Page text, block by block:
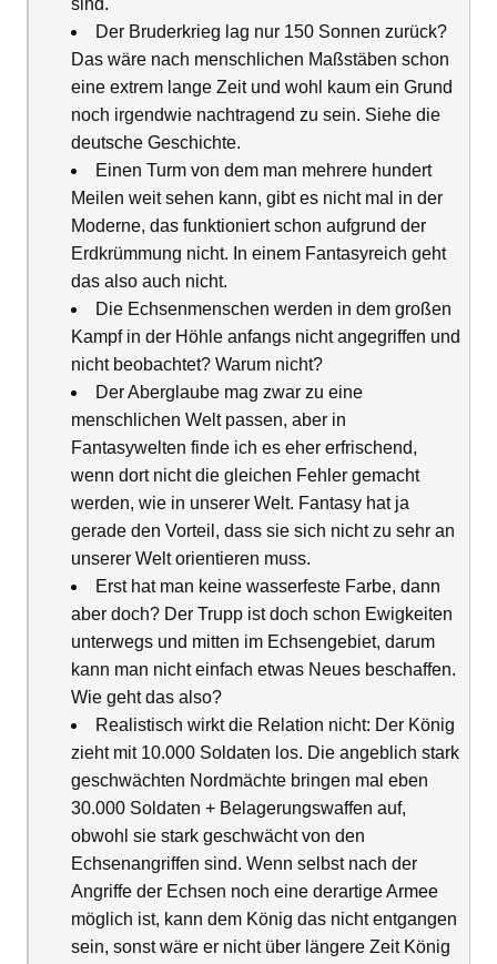
sind.
Der Bruderkrieg lag nur 150 Sonnen zurück?
Das wäre nach menschlichen Maßstäben schon
eine extrem lange Zeit und wohl kaum ein Grund
noch irgendwie nachtragend zu sein. Siehe die
deutsche Geschichte.
Einen Turm von dem man mehrere hundert
Meilen weit sehen kann, gibt es nicht mal in der
Moderne, das funktioniert schon aufgrund der
Erdkrümmung nicht. In einem Fantasyreich geht
das also auch nicht.
Die Echsenmenschen werden in dem großen
Kampf in der Höhle anfangs nicht angegriffen und
nicht beobachtet? Warum nicht?
Der Aberglaube mag zwar zu eine
menschlichen Welt passen, aber in
Fantasywelten finde ich es eher erfrischend,
wenn dort nicht die gleichen Fehler gemacht
werden, wie in unserer Welt. Fantasy hat ja
gerade den Vorteil, dass sie sich nicht zu sehr an
unserer Welt orientieren muss.
Erst hat man keine wasserfeste Farbe, dann
aber doch? Der Trupp ist doch schon Ewigkeiten
unterwegs und mitten im Echsengebiet, darum
kann man nicht einfach etwas Neues beschaffen.
Wie geht das also?
Realistisch wirkt die Relation nicht: Der König
zieht mit 10.000 Soldaten los. Die angeblich stark
geschwächten Nordmächte bringen mal eben
30.000 Soldaten + Belagerungswaffen auf,
obwohl sie stark geschwächt von den
Echsenangriffen sind. Wenn selbst nach der
Angriffe der Echsen noch eine derartige Armee
möglich ist, kann dem König das nicht entgangen
sein, sonst wäre er nicht über längere Zeit König